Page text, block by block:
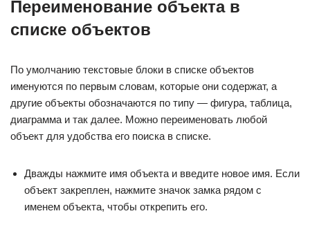
Переименование объекта в
списке объектов
По умолчанию текстовые блоки в списке объектов
именуются по первым словам, которые они содержат, а
другие объекты обозначаются по типу — фигура, таблица,
диаграмма и так далее. Можно переименовать любой
объект для удобства его поиска в списке.
Дважды нажмите имя объекта и введите новое имя. Если
объект закреплен, нажмите значок замка рядом с
именем объекта, чтобы открепить его.